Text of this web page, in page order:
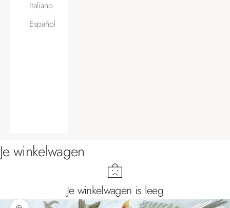
Italiano
Español
Je winkelwagen
Je winkelwagen is leeg